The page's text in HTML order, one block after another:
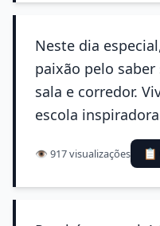
Neste dia
paixão pelo
sala e corredor.
escola
👁️ 917 visualizações 📋